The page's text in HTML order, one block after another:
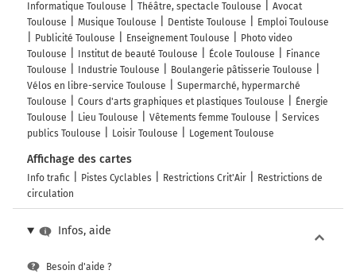
Informatique Toulouse
Théâtre, spectacle Toulouse
Avocat
Toulouse
Musique Toulouse Dentiste Toulouse
Emploi Toulouse
Publicité Toulouse
Enseignement Toulouse
Photo video
Toulouse
Institut de beauté Toulouse École Toulouse
Finance
Toulouse
Industrie Toulouse
Boulangerie pâtisserie Toulouse
Vélos en libre-service Toulouse
Supermarché, hypermarché
Toulouse
Cours d'arts graphiques et plastiques Toulouse
Énergie
Toulouse
Lieu Toulouse Vêtements femme Toulouse
Services
publics Toulouse
Loisir Toulouse Logement Toulouse
Affichage des cartes
Info trafic Pistes Cyclables Restrictions Crit'Air
Restrictions de
circulation
Infos, aide
Besoin d'aide ?